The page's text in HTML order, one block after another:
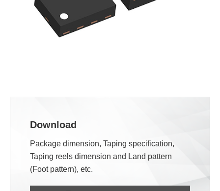
Download
Package dimension, Taping specification,
Taping reels dimension and Land pattern
(Foot pattern), etc.